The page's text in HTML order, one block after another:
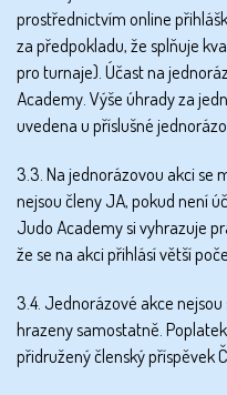
prostřednictvím online
za předpokladu, že splňuje
pro turnaje). Účast na
Academy. Výše úhrady za
uvedena u příslušné
3.3. Na jednorázovou akci se
nejsou členy JA, pokud není
Judo Academy si vyhrazuje
že se na akci přihlásí větší
3.4. Jednorázové akce
hrazeny samostatně.
přidružený členský příspěvek